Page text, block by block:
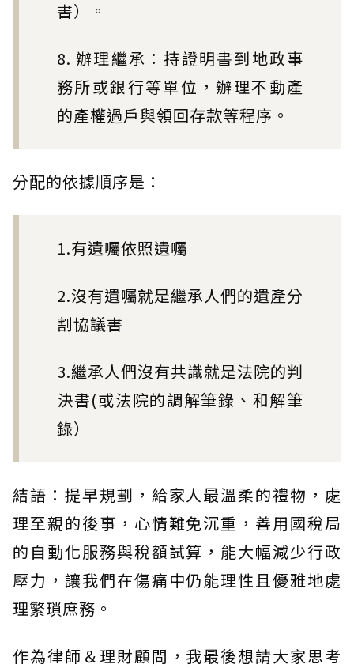
書）。
8. 辦理繼承：持證明書到地政事
務所或銀行等單位，辦理不動產
的產權過戶與領回存款等程序。
分配的依據順序是：
1.有遺囑依照遺囑
2.沒有遺囑就是繼承人們的遺產分
割協議書
3.繼承人們沒有共識就是法院的判
決書(或法院的調解筆錄、和解筆
錄）
結語：提早規劃，給家人最溫柔的禮物，處
理至親的後事，心情難免沉重，善用國稅局
的自動化服務與稅額試算，能大幅減少行政
壓力，讓我們在傷痛中仍能理性且優雅地處
理繁瑣庶務。
作為律師＆理財顧問，我最後想請大家思考